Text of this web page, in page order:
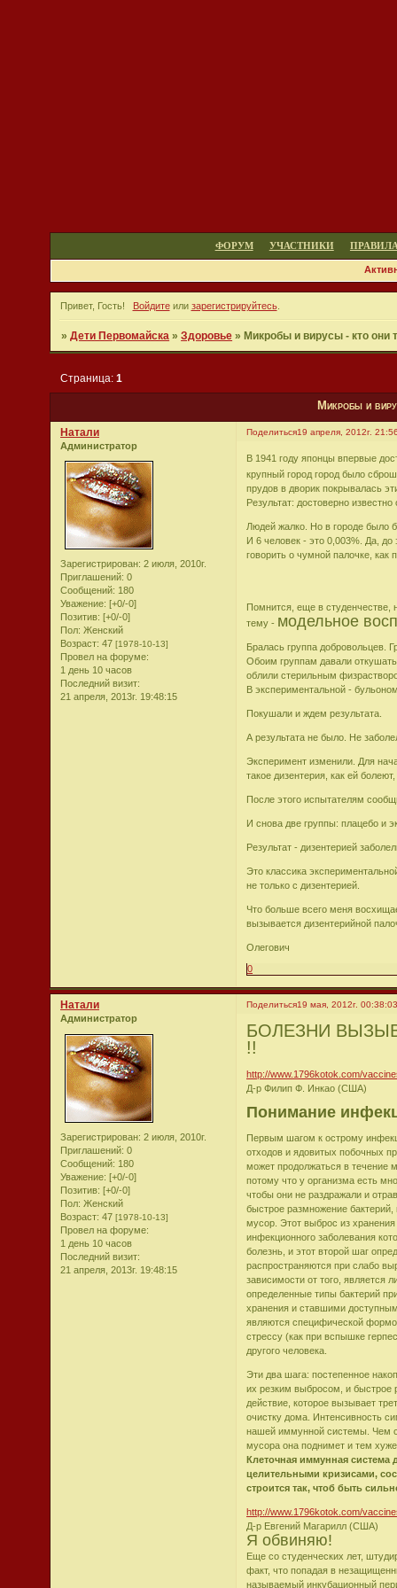
ФОРУМ УЧАСТНИКИ
Привет, Гость! Войдитеили зарегистрируйтесь.
»Дети Первомайска »Здоровье »Микробы и вирусы - кто они
Микробы и
Страница:1
Поделиться19 апреля, 2012г.
Натали
Администратор
Зарегистрирован: 2 июля, 2010г.
Приглашений: 0
Сообщений: 180
Уважение: [+0/-0]
Позитив: [+0/-0]
Пол: Женский
Возраст: 47 [1978-10-13]
Провел на форуме:
1 день 10 часов
Последний визит:
21 апреля, 2013г. 19:48:15
В 1941 году японцы впервые
крупный город город было
прудов в дворик покрывалась
Результат: достоверно
Людей жалко. Но в городе было
И 6 человек - это 0,003%. Да,
говорить о чумной палочке,
Помнится, еще в студенчестве,
тему - модельное
Бралась группа добровольцев.
Обоим группам давали
облили стерильным
В экспериментальной -
Покушали и ждем результата.
А результата не было. Не
Эксперимент изменили. Для
такое дизентерия, как ей
После этого испытателям
И снова две группы: плацебо и
Результат - дизентерией
Это классика
не только с дизентерией.
Что больше всего меня
вызывается дизентерийной
Олегович
0
Поделиться19 мая, 2012г.
Натали
Администратор
Зарегистрирован: 2 июля, 2010г.
Приглашений: 0
Сообщений: 180
Уважение: [+0/-0]
Позитив: [+0/-0]
Пол: Женский
Возраст: 47 [1978-10-13]
Провел на форуме:
1 день 10 часов
Последний визит:
21 апреля, 2013г. 19:48:15
БОЛЕЗНИ
!!
http://www.1796kotok.com/
Д-р Филип Ф. Инкао (США)
Понимание
Первым шагом к острому
отходов и ядовитых побочных
может продолжаться в течение
потому что у организма есть
чтобы они не раздражали и
быстрое размножение бактерий,
мусор. Этот выброс из
инфекционного заболевания
болезнь, и этот второй шаг
распространяются при слабо
зависимости от того, является
определенные типы бактерий
хранения и ставшими
являются специфической
стрессу (как при вспышке
другого человека.
Эти два шага: постепенное
их резким выбросом, и быстрое
действие, которое вызывает
очистку дома. Интенсивность
нашей иммунной системы. Чем
мусора она поднимет и тем
Клеточная иммунная система
целительными кризисами,
строится так, чтоб быть
http://www.1796kotok.com/
Д-р Евгений Магарилл (США)
Я обвиняю!
Еще со студенческих лет,
факт, что попадая в
называемый инкубационный